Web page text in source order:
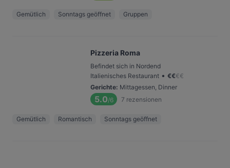
Gemütlich Sonntags geöffnet Gruppen
Pizzeria Roma
Befindet sich in Nordend
Italienisches Restaurant • €€€€
Gerichte: Mittagessen, Dinner
5.0/6 7 rezensionen
Gemütlich Romantisch Sonntags geöffnet